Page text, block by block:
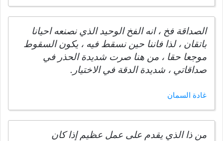
الصداقة فخ ، انه الفخ الوحيد الذي نصنعه احيانا
باتقان ، لذا فاننا حين نسقط فيه ، يكون السقوط
موجعا حقا ، من هنا صرت شديدة الحذر في
صداقاتي ، شديدة الدقة في الاختيار.
غادة السمان
من ذا الذي يقدم على عمل عظيم إذا كان